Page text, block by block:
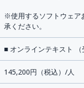
※使用するソフトウェア
承ください。
■ オンラインテキスト （
145,200円（税込）/人